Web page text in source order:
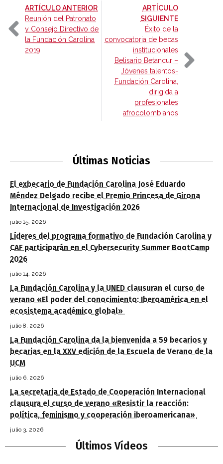
ARTÍCULO ANTERIOR-
Reunión del Patronato
y Consejo Directivo de
la Fundación Carolina
2019
ARTÍCULO
SIGUIENTE-
Éxito de la
convocatoria de becas
institucionales
Belisario Betancur –
Jóvenes talentos-
Fundación Carolina,
dirigida a
profesionales
afrocolombianos
Últimas Noticias
El exbecario de Fundación Carolina José Eduardo
Méndez Delgado recibe el Premio Princesa de Girona
Internacional de Investigación 2026
julio 15, 2026
Líderes del programa formativo de Fundación Carolina y
CAF participarán en el Cybersecurity Summer BootCamp
2026
julio 14, 2026
La Fundación Carolina y la UNED clausuran el curso de
verano «El poder del conocimiento: Iberoamérica en el
ecosistema académico global»
julio 8, 2026
La Fundación Carolina da la bienvenida a 59 becarios y
becarias en la XXV edición de la Escuela de Verano de la
UCM
julio 6, 2026
La secretaria de Estado de Cooperación Internacional
clausura el curso de verano «Resistir la reacción:
política, feminismo y cooperación iberoamericana»
julio 3, 2026
Últimos Vídeos